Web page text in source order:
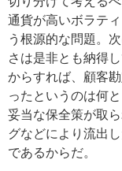
通貨が高いボラテ
う根源的な問題。
さは是非とも納得
からすれば、顧客
ったというのは何
妥当な保全策が取
グなどにより流出
であるからだ。